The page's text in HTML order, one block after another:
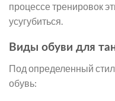
процессе тренировок
усугубиться.
Виды обуви для
Под определенный
обувь: